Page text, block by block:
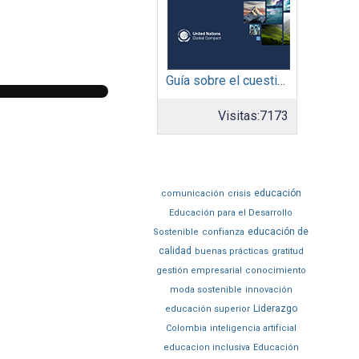
Guía sobre el cuestionario: Comunicación de Progreso
Visitas:7173
comunicación crisis educación
Educación para el Desarrollo
Sostenible confianza educación de
calidad buenas prácticas gratitud
gestión empresarial conocimiento
moda sostenible innovación
educación superior Liderazgo
Colombia inteligencia artificial
educacion inclusiva Educación